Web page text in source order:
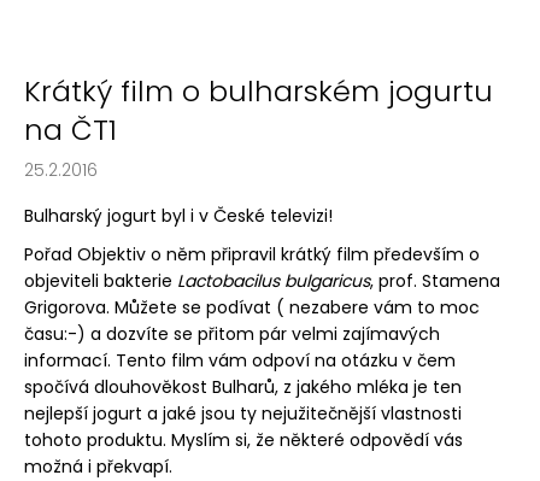
Krátký film o bulharském jogurtu
na ČT1
25.2.2016
Bulharský jogurt byl i v České televizi!
Pořad Objektiv o něm připravil krátký film především o
objeviteli bakterie Lactobacilus bulgaricus, prof. Stamena
Grigorova. Můžete se podívat ( nezabere vám to moc
času:-) a dozvíte se přitom pár velmi zajímavých
informací. Tento film vám odpoví na otázku v čem
spočívá dlouhověkost Bulharů, z jakého mléka je ten
nejlepší jogurt a jaké jsou ty nejužitečnější vlastnosti
tohoto produktu. Myslím si, že některé odpovědí vás
možná i překvapí.